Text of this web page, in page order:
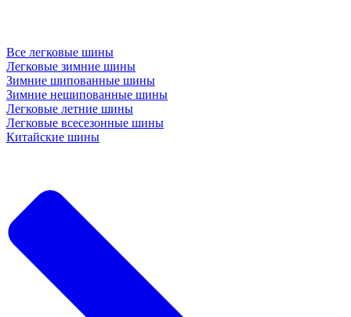
Все легковые шины
Легковые зимние шины
Зимние шипованные шины
Зимние нешипованные шины
Легковые летние шины
Легковые всесезонные шины
Китайские шины